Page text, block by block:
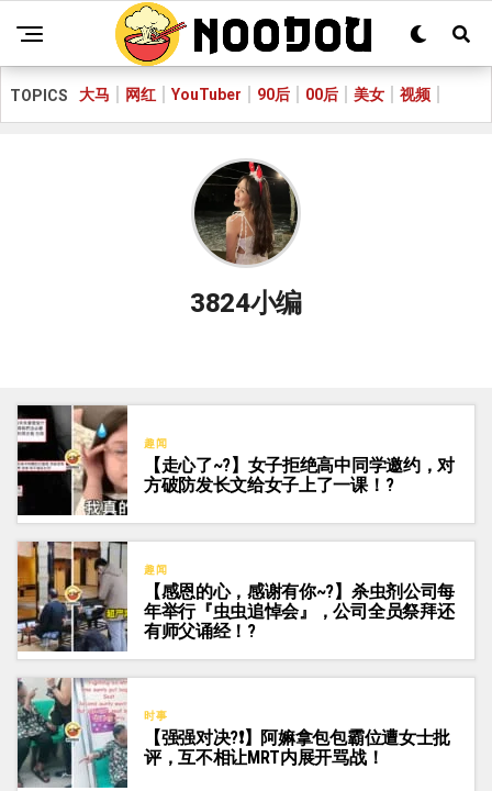
TOPICS 大马 网红 YouTuber 90后 00后 美女 视频
3824小编
趣闻
【走心了~?】女子拒绝高中同学邀约，对
方破防发长文给女子上了一课！?
趣闻
【感恩的心，感谢有你~?】杀虫剂公司每
年举行『虫虫追悼会』，公司全员祭拜还
有师父诵经！?
时事
【强强对决?️❗】阿嫲拿包包霸位遭女士批
评，互不相让MRT内展开骂战！